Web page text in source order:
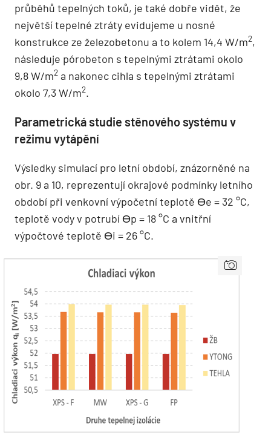
průběhů tepelných toků, je také dobře vidět, že
největší tepelné ztráty evidujeme u nosné
konstrukce ze železobetonu a to kolem 14,4 W/m2,
následuje pórobeton s tepelnými ztrátami okolo
9,8 W/m2 a nakonec cihla s tepelnými ztrátami
okolo 7,3 W/m2.
Parametrická studie stěnového systému v
režimu vytápění
Výsledky simulací pro letní období, znázorněné na
obr. 9 a 10, reprezentují okrajové podmínky letního
období při venkovní výpočetní teplotě Өe = 32 °C,
teplotě vody v potrubí Өp = 18 °C a vnitřní
výpočtové teplotě Өi = 26 °C.